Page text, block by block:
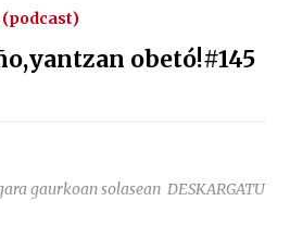
obetó!#145
gaurkoan solasean DESKARGATU